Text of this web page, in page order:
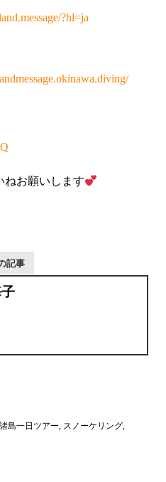
?hl=ja
ねお願いします
記事
島一日ツアー, スノーケリング,